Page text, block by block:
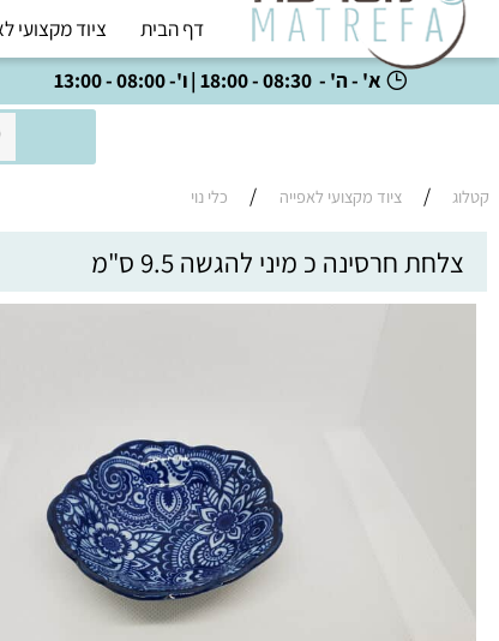
א' - ה' - 08:30 - 18:00 | ו'- 08:00 - 13:00
דף הבית ציוד מקצועי לאפייה
/ ציוד מקצועי לאפייה / כלי נוי
חרסינה כ מיני להגשה 9.5 ס"מ